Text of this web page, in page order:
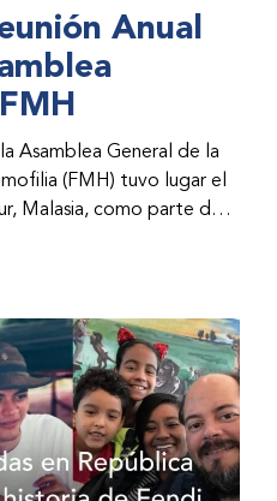
Anual
Asamblea General de la
(FMH) tuvo lugar el
Malasia, como parte del
la FMH. La reunión abarcó
de la FMH. Al
de las organizaciones
de la FMH y otras partes